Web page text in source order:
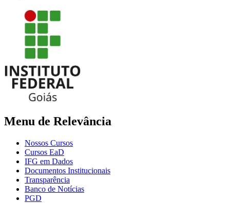
Menu de Relevância
Nossos Cursos
Cursos EaD
IFG em Dados
Documentos Institucionais
Transparência
Banco de Notícias
PGD